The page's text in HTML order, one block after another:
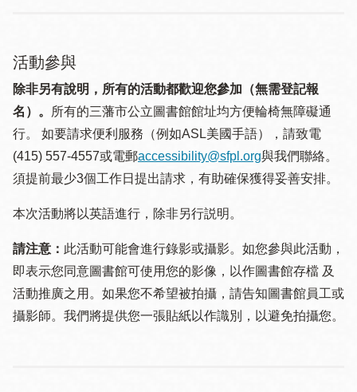
活動參與
除非另有說明，所有的活動都歡迎您參加（無需登記報
名）。
所有的三藩市公立圖書館館址均方便輪椅無障礙通
行。 如要請求便利服務（例如ASL美國手語），請致電
(415) 557-4557或電郵accessibility@sfpl.org與我們聯絡。
須提 前最少3個工作日提出請求，有助確保獲得妥善安排。
本次活動將以英語進行，除非另行説明。
請注意： 此活動可能會進行錄影或攝影。如您參與此活動，
即表示您同意圖書館可使用您的影像，以作圖書館存檔 及
活動推廣之用。如果您不希望被拍攝，請告知圖書館員工或
攝影師。我們將提供您一張貼紙以作識別，以避免拍攝您。